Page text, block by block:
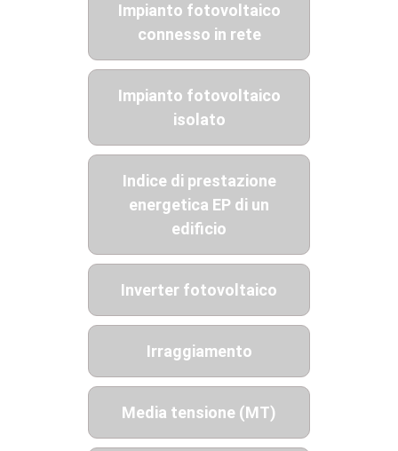
Impianto fotovoltaico
connesso in rete
Impianto fotovoltaico
isolato
Indice di prestazione
energetica EP di un
edificio
Inverter fotovoltaico
Irraggiamento
Media tensione (MT)